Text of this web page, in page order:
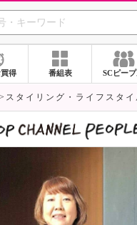
SHOP
得 番組表 SCピー
スタイリング・ライフスタイ